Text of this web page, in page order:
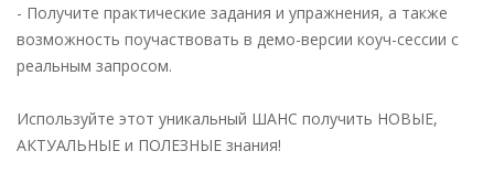
- Получите практические задания и упражнения, а также
возможность поучаствовать в демо-версии коуч-сессии с
реальным запросом.
Используйте этот уникальный ШАНС получить НОВЫЕ,
АКТУАЛЬНЫЕ и ПОЛЕЗНЫЕ знания!